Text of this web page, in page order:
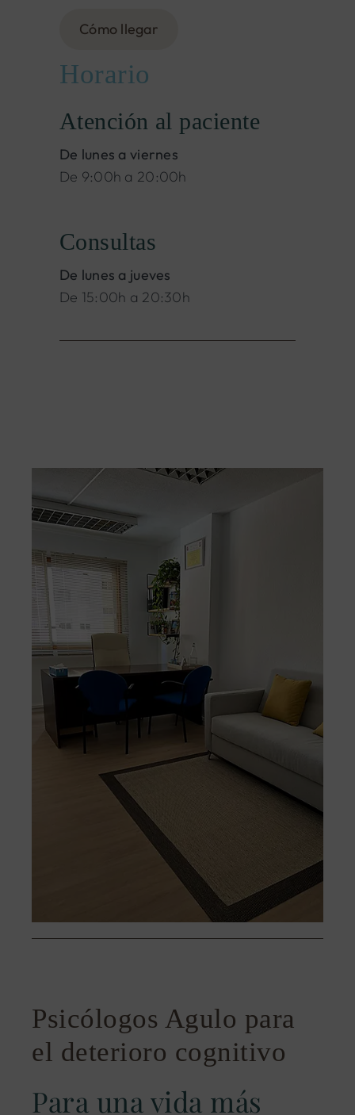
Cómo llegar
Horario
Atención al paciente
De lunes a viernes
De 9:00h a 20:00h
Consultas
De lunes a jueves
De 15:00h a 20:30h
Psicólogos Agulo para
el deterioro cognitivo
Para una vida más